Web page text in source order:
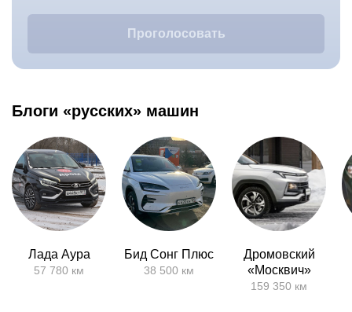
Проголосовать
Блоги «русских» машин
Лада Аура
57 780 км
Бид Сонг Плюс
38 500 км
Дромовский
«Москвич»
159 350 км